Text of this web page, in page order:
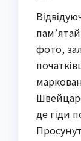
фото,
де гіди